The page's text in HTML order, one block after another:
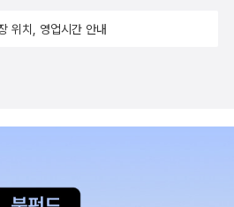
져들 수 있는 그림을 그려내는 작가존
한권씩 따로따로, 간격을 좀 두고서 읽
위치, 영업시간 안내